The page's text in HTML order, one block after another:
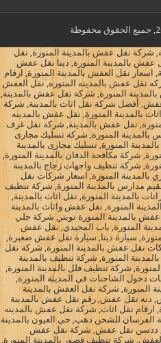
شركة نقل عفش بالمدينة المنورة, نقل
بالمدينة المنورة, دينا نقل عفش
اسعار نقل العفش بالمدينة المنورة, ارقام
نقل عفش بالمدينه المنوره, نقل العفش
المنورة, شركة نقل عفش بالمدينة,
عفش, أفضل شركة نقل اثاث بالمدينة, شركة
بالمدينة المنورة, نقل عفش بالمدينه
نقل عفش بالمدينة, شركة نقل غرف
بالمدينة المنورة, شركة تسليك مجارى
المنورة, تسليك مجارى بالمدينة
شركة مكافحة الدفان بالمدينة المنورة,
شركة تنظيف واجهات زجاج بالمدينة
بالمدينة المنورة, اسعار شركات نقل
مدارس بالمدينة المنورة, شركة تنظيف
بالمدينة المنورة, نقل اثاث بالمدينة,
المنورة, نقل عفش واثاث بالمدينة
بالمدينة المنورة تويتر, شركة جلي
المنورة, باب المجيدي, نقل عفش
سيارة دينا, سيارة نقل عفش صغيرة,
نقل عفش بالمدينة المنورة, شركة نقل
المنورة, شركة تنظيف بالمدينة
شركة تنظيف فلل بالمدينة المنورة,
دخول الشاحنات في المدينة المنورة,
المنورة, شركة نقل العفش بالمدينة
دنه نقل عفش, رقم نقل عفش بالمدينة
ارقام نقل اثاث, شركة نقل عفش بالمدينه
الفرسان للشحن دهب, حي العيون بالمدينة
ددسن نقل عفش, شركة نقل عفش
العفش, شركة تنظيف قصور بالمدينة المنورة,